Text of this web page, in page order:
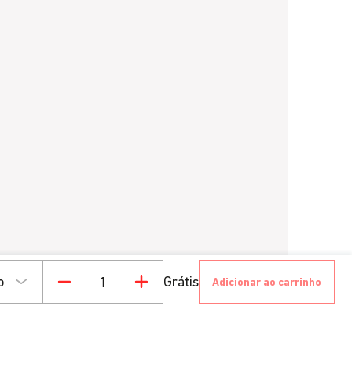
Grátis Adicionar ao carrinho